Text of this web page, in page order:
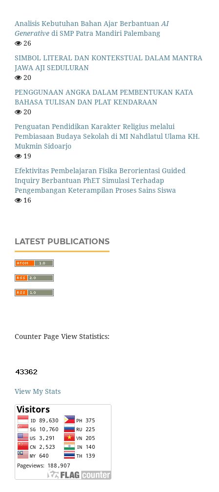
Analisis Kebutuhan Bahan Ajar BerbantuanAI
Generative di SMP Patra Mandiri Palembang
26
SIMBOL LITERAL DAN KONTEKSTUAL DALAM MANTRA
JAWA AJI SEDULURAN
20
PENGGUNAAN ANGKA DALAM PEMBENTUKAN KATA
BAHASA TULISAN DAN PLAT KENDARAAN
20
Penguatan Pendidikan Karakter Religius melalui
Pembiasaan Budaya Sekolah di MI Nahdlatul Ulama KH.
Mukmin Sidoarjo
19
Efektivitas Pembelajaran Fisika Berorientasi Guided
Inquiry Berbantuan PhET Simulasi Terhadap
Pengembangan Keterampilan Proses Sains Siswa
16
LATEST PUBLICATIONS
Counter Page View Statistics:
View My Stats